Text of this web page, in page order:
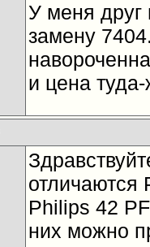
У меня друг
замену
и цена
отличаются
Philips 42
них можно